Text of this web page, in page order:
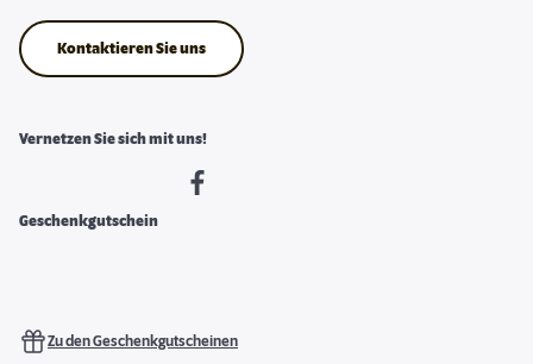
Kontaktieren Sie uns
Vernetzen Sie sich mit uns!
Geschenkgutschein
Zu den Geschenkgutscheinen